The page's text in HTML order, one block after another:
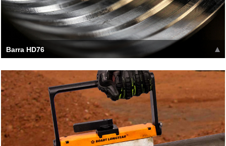
Barra HD76
que proporcionan la máxima durabilidad y retroceso, así
Leer más >>